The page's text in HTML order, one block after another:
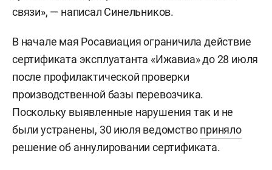
связи», — написал Синельников.
В начале мая Росавиация ограничила действие
сертификата эксплуатанта «Ижавиа» до 28 июля
после профилактической проверки
производственной базы перевозчика.
Поскольку выявленные нарушения так и не
были устранены, 30 июля ведомствоприняло
решение об аннулировании сертификата.